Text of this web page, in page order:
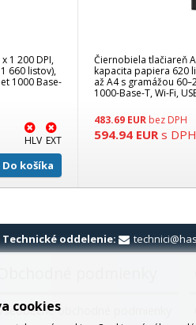
1 200 DPI,
660 listov),
1000 Base-
HLV EXT
Do košíka
Čiernobiela tlačiareň
kapacita papiera 620
až A4 s gramážou
1000-Base-T, Wi-Fi,
483.69 EUR bez DPH
594.94 EUR s DPH
Technické oddelenie:
obchodné podmienky
cookies